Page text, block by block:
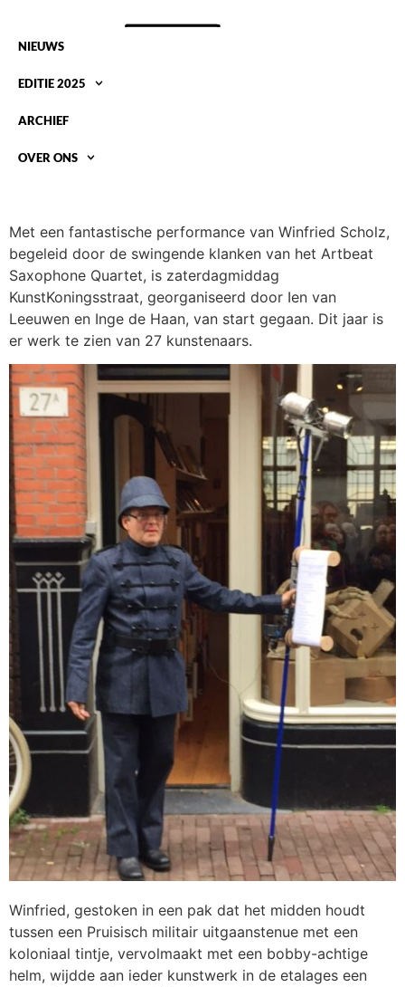
NIEUWS
EDITIE 2025
ARCHIEF
OVER ONS
Met een fantastische performance van Winfried Scholz,
begeleid door de swingende klanken van het Artbeat
Saxophone Quartet, is zaterdagmiddag
KunstKoningsstraat, georganiseerd door Ien van
Leeuwen en Inge de Haan, van start gegaan. Dit jaar is
er werk te zien van 27 kunstenaars.
Winfried, gestoken in een pak dat het midden houdt
tussen een Pruisisch militair uitgaanstenue met een
koloniaal tintje, vervolmaakt met een bobby-achtige
helm, wijdde aan ieder kunstwerk in de etalages een